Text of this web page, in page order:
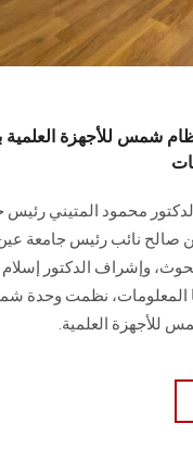
سجل الان
شمس للأجهزة العلمية
محمود المتيني
صالح نائب رئيس
وإشراف الدكتور
المعلومات، نظمت وحدة
للأجهزة العلمية.